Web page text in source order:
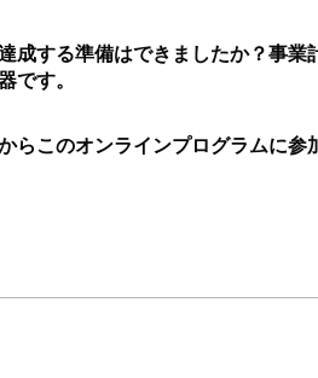
成する準備はできましたか？事
です。
らこのオンラインプログラムに参